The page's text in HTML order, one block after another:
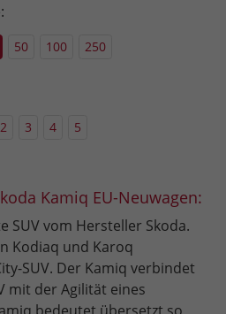
50 100 250
2 3 4 5
Kamiq EU-Neuwagen:
SUV vom Hersteller Skoda.
Kodiaq und Karoq
SUV. Der Kamiq verbindet
mit der Agilität eines